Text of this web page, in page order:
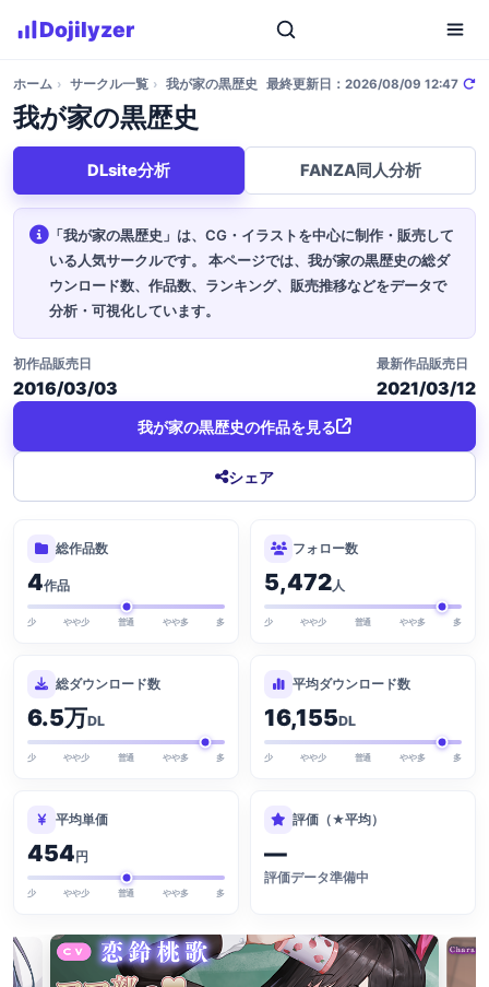
Dojilyzer
ホーム › サークル一覧 › 我が家の黒歴史 最終更新日：2026/08/09 12:47
我が家の黒歴史
DLsite分析 FANZA同人分析
「我が家の黒歴史」は、CG・イラストを中心に制作・販売して
いる人気サークルです。
本ページでは、我が家の黒歴史の総ダ
ウンロード数、作品数、ランキング、販売推移などをデータで
分析・可視化しています。
初作品販売日
2016/03/03
最新作品販売日
2021/03/12
シェア
我が家の黒歴史の作品を見る
総作品数
4作品
少 やや少 普通 やや多 多
フォロー数
5,472人
少 やや少 普通 やや多 多
総ダウンロード数
6.5万DL
少 やや少 普通 やや多 多
平均ダウンロード数
16,155DL
少 やや少 普通 やや多 多
平均単価
454円
少 やや少 普通 やや多 多
評価（★平均）
—
評価データ準備中